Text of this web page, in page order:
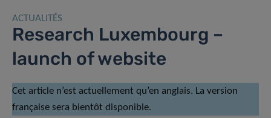
ACTUALITÉS
Research Luxembourg –
launch of website
Cet article n’est actuellement qu’en anglais. La version
française sera bientôt disponible.